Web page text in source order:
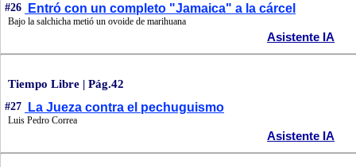
#26 Entró con un completo "Jamaica" a la cárcel
Bajo la salchicha metió un ovoide de marihuana
Asistente IA
Tiempo Libre | Pág.42
#27 La Jueza contra el pechuguismo
Luis Pedro Correa
Asistente IA